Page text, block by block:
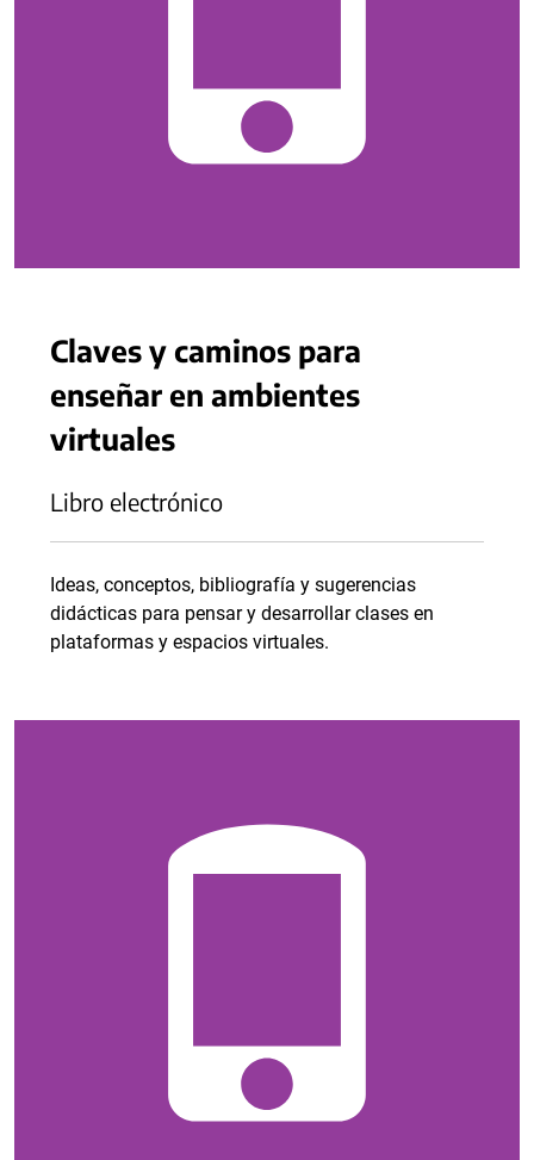
Claves y caminos para
enseñar en ambientes
virtuales
Libro electrónico
Ideas, conceptos, bibliografía y sugerencias
didácticas para pensar y desarrollar clases en
plataformas y espacios virtuales.